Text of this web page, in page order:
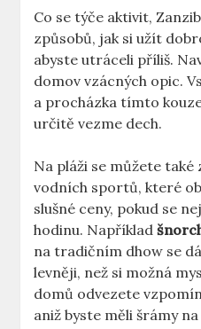
Co se týče aktivit,
způsobů, jak si užít
abyste utráceli příliš.
domov vzácných opic.
a procházka tímto
určitě vezme dech.
Na pláži se můžete
vodních sportů, které
slušné ceny, pokud se
hodinu. Například
na tradičním dhow se
levněji, než si možná
domů odvezete
aniž byste měli šrámy